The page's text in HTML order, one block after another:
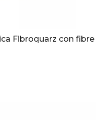
Fibroquarz con fibre